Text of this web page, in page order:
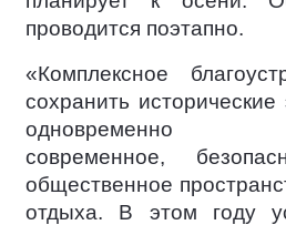
проводится поэтапно.
«Комплексное
сохранить
одновременно
современное,
общественное
отдыха. В этом году